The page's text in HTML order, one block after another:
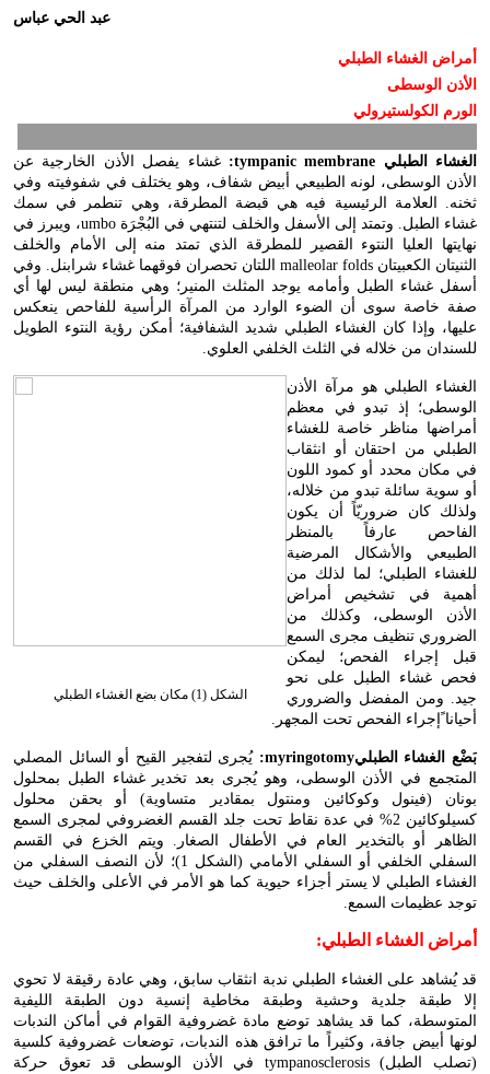
عبد الحي عباس
أمراض الغشاء الطبلي
الأذن الوسطى
الورم الكولستيرولي
الغشاء الطبلي :tympanic membrane غشاء يفصل الأذن الخارجية عن
الأذن الوسطى، لونه الطبيعي أبيض شفاف، وهو يختلف في شفوفيته وفي
ثخنه. العلامة الرئيسية فيه هي قبضة المطرقة، وهي تنطمر في سمك
غشاء الطبل. وتمتد إلى الأسفل والخلف لتنتهي في البُجْرَة umbo، ويبرز في
نهايتها العليا النتوء القصير للمطرقة الذي تمتد منه إلى الأمام والخلف
الثنيتان الكعبيتان malleolar folds اللتان تحصران فوقهما غشاء شرابنل. وفي
أسفل غشاء الطبل وأمامه يوجد المثلث المنير؛ وهي منطقة ليس لها أي
صفة خاصة سوى أن الضوء الوارد من المرآة الرأسية للفاحص ينعكس
عليها، وإذا كان الغشاء الطبلي شديد الشفافية؛ أمكن رؤية النتوء الطويل
للسندان من خلاله في الثلث الخلفي العلوي.
الشكل (1) مكان بضع الغشاء الطبلي
الغشاء الطبلي هو مرآة الأذن
الوسطى؛ إذ تبدو في معظم
أمراضها مناظر خاصة للغشاء
الطبلي من احتقان أو انثقاب
في مكان محدد أو كمود اللون
أو سوية سائلة تبدو من خلاله،
ولذلك كان ضروريّاً أن يكون
الفاحص عارفاً بالمنظر
الطبيعي والأشكال المرضية
للغشاء الطبلي؛ لما لذلك من
أهمية في تشخيص أمراض
الأذن الوسطى، وكذلك من
الضروري تنظيف مجرى السمع
قبل إجراء الفحص؛ ليمكن
فحص غشاء الطبل على نحو
جيد. ومن المفضل والضروري
أحيانا ًإجراء الفحص تحت المجهر.
بَضْع الغشاء الطبليmyringotomy
: يُجرى لتفجير القيح أو السائل المصلي
المتجمع في الأذن الوسطى، وهو يُجرى بعد تخدير غشاء الطبل بمحلول
بونان (فينول وكوكائين ومنتول بمقادير متساوية) أو بحقن محلول
كسيلوكائين 2% في عدة نقاط تحت جلد القسم الغضروفي لمجرى السمع
الظاهر أو بالتخدير العام في الأطفال الصغار. ويتم الخزع في القسم
السفلي الخلفي أو السفلي الأمامي (الشكل 1)؛ لأن النصف السفلي من
الغشاء الطبلي لا يستر أجزاء حيوية كما هو الأمر في الأعلى والخلف حيث
توجد عظيمات السمع.
أمراض الغشاء الطبلي:
قد يُشاهد على الغشاء الطبلي ندبة انثقاب سابق، وهي عادة رقيقة لا تحوي
إلا طبقة جلدية وحشية وطبقة مخاطية إنسية دون الطبقة الليفية
المتوسطة، كما قد يشاهد توضع مادة غضروفية القوام في أماكن الندبات
لونها أبيض جافة، وكثيراً ما ترافق هذه الندبات، توضعات غضروفية كلسية
(تصلب الطبل)tympanosclerosis في الأذن الوسطى قد تعوق حركة